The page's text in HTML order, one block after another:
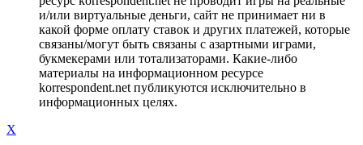
и/или виртуальные деньги, сайт не принимает ни в
какой форме оплату ставок и других платежей, которые
связаны/могут быть связаны с азартными играми,
букмекерами или тотализаторами. Какие-либо
материалы на информационном ресурсе
korrespondent.net публикуются исключительно в
информационных целях.
X